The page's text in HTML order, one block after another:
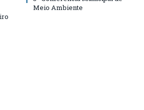
Meio Ambiente